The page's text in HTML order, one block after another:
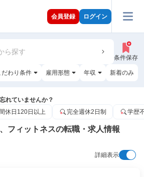
会員登録 ログイン
ら探す
条件保存
だわり条件 雇用形態 年収 新着のみ
れていませんか？
休日120日以上 完全週休2日制 学歴
フィットネスの転職・求人情報
詳細表示